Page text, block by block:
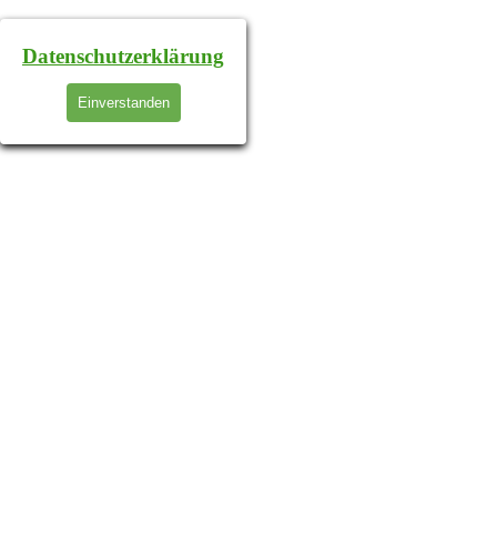
Datenschutzerklärung
Einverstanden